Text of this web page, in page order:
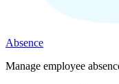
Absence
Manage employee